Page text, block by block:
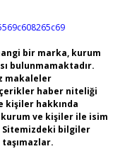
bir marka, kurum
bulunmamaktadır.
makaleler
haber niteliği
kişiler hakkında
kurum ve kişiler ile isim
bilgiler